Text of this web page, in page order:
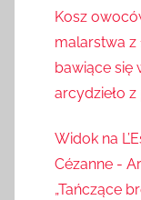
Kosz
malarstwa z
bawiące się
arcydzieło
Widok na
Cézanne -
„Tańczące